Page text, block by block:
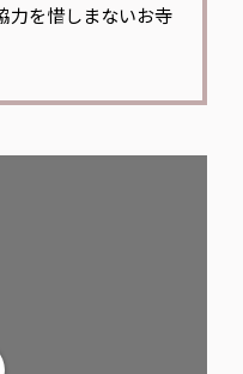
力を惜しまないお寺